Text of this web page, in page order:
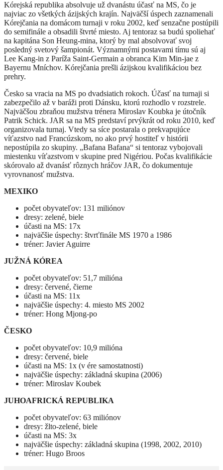
Kórejská republika absolvuje už dvanástu účasť na MS, čo je
najviac zo všetkých ázijských krajín. Najväčší úspech zaznamenali
Kórejčania na domácom turnaji v roku 2002, keď senzačne postúpili
do semifinále a obsadili štvrté miesto. Aj tentoraz sa budú spoliehať
na kapitána Son Heung-mina, ktorý by mal absolvovať svoj
posledný svetový šampionát. Významnými postavami tímu sú aj
Lee Kang-in z Paríža Saint-Germain a obranca Kim Min-jae z
Bayernu Mníchov. Kórejčania prešli ázijskou kvalifikáciou bez
prehry.
Česko sa vracia na MS po dvadsiatich rokoch. Účasť na turnaji si
zabezpečilo až v baráži proti Dánsku, ktorú rozhodlo v rozstrele.
Najväčšou zbraňou mužstva trénera Miroslav Koubka je útočník
Patrik Schick. JAR sa na MS predstaví prvýkrát od roku 2010, keď
organizovala turnaj. Vtedy sa síce postarala o prekvapujúce
víťazstvo nad Francúzskom, no ako prvý hostiteľ v histórii
nepostúpila zo skupiny. „Bafana Bafana“ si tentoraz vybojovali
miestenku víťazstvom v skupine pred Nigériou. Počas kvalifikácie
skórovalo až dvanásť rôznych hráčov JAR, čo dokumentuje
vyrovnanosť mužstva.
MEXIKO
počet obyvateľov: 131 miliónov
dresy: zelené, biele
účasti na MS: 17x
najväčšie úspechy: štvrťfinále MS 1970 a 1986
tréner: Javier Aguirre
JUŽNÁ KÓREA
počet obyvateľov: 51,7 milióna
dresy: červené, čierne
účasti na MS: 11x
najväčšie úspechy: 4. miesto MS 2002
tréner: Hong Mjong-po
ČESKO
počet obyvateľov: 10,9 milióna
dresy: červené, biele
účasti na MS: 1x (v ére samostatnosti)
najväčšie úspechy: základná skupina (2006)
tréner: Miroslav Koubek
JUHOAFRICKÁ REPUBLIKA
počet obyvateľov: 63 miliónov
dresy: žlto-zelené, biele
účasti na MS: 3x
najväčšie úspechy: základná skupina (1998, 2002, 2010)
tréner: Hugo Broos